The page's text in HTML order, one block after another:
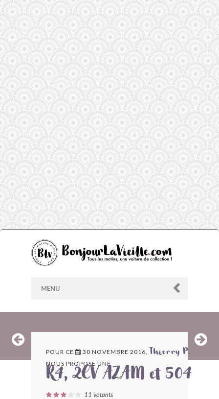
MENU
ARCHIVES
LES CONTRIBUTEURS
POUR CE 30 NOVEMBRE 2016, Thierry P.
NOUS PROPOSE UNE
R4, 2CV AZAM et 504
11 votants